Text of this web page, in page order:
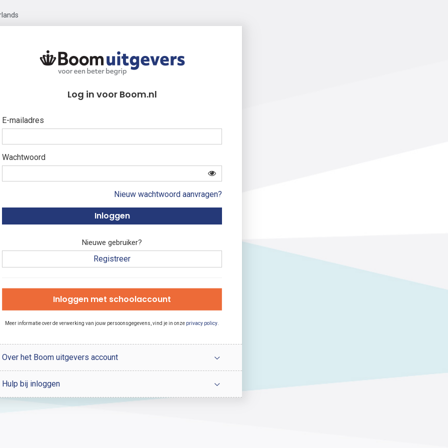
Log in voor Boom.nl
E-mailadres
Wachtwoord
Nieuw wachtwoord aanvragen?
Nieuwe gebruiker?
Registreer
Inloggen met schoolaccount
Meer informatie over de verwerking van jouw persoonsgegevens, vind je in onze privacy policy
Over het Boom uitgevers account
Hulp bij inloggen